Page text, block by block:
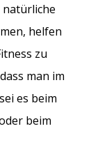
natürliche
helfen
zu
man im
es beim
beim